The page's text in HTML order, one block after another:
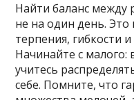
Найти баланс между
не на один день. Это
терпения, гибкости
Начинайте с
учитесь
себе. Помните, что